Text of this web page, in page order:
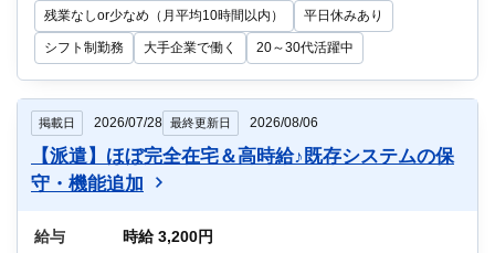
迷っている方も、まずはお気軽にご相談くださ
い！
残業なしor少なめ（月平均10時間以内） 平日休みあり
シフト制勤務 大手企業で働く 20～30代活躍中
掲載日 2026/07/28 最終更新日 2026/08/06
【派遣】ほぼ完全在宅＆高時給♪既存システムの保
守・機能追加
給与 時給 3,200円